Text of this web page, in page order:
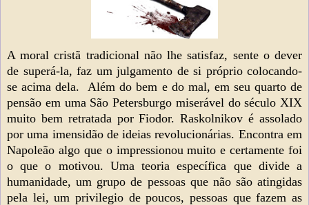
A moral cristã tradicional não lhe satisfaz, sente o dever
de superá-la, faz um julgamento de si próprio colocando-
se acima dela. Além do bem e do mal, em seu quarto de
pensão em uma São Petersburgo miserável do século XIX
muito bem retratada por Fiodor.Raskolnikov é assolado
por uma imensidão de ideias revolucionárias. Encontra em
Napoleão algo que o impressionou muito e certamente foi
o que o motivou. Uma teoria específica que divide a
humanidade, um grupo de pessoas que não são atingidas
pela lei, um privilegio de poucos, pessoas que fazem as